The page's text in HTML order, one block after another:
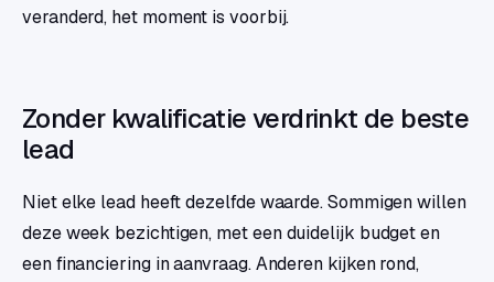
veranderd, het moment is voorbij.
Zonder kwalificatie verdrinkt de beste
lead
Niet elke lead heeft dezelfde waarde. Sommigen willen
deze week bezichtigen, met een duidelijk budget en
een financiering in aanvraag. Anderen kijken rond,